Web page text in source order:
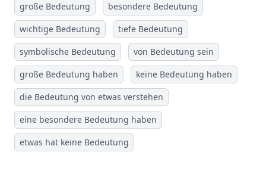
große Bedeutung
besondere Bedeutung
wichtige Bedeutung
tiefe Bedeutung
symbolische Bedeutung
von Bedeutung sein
große Bedeutung haben
keine Bedeutung haben
die Bedeutung von etwas verstehen
eine besondere Bedeutung haben
etwas hat keine Bedeutung